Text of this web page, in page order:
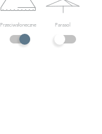
Przeciwsłoneczne Parasol